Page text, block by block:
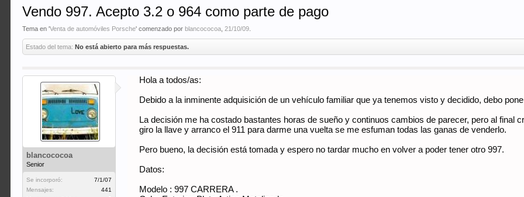
Vendo 997. Acepto 3.2 o 964 como parte de pago
Tema en 'Venta de automóviles Porsche' comenzado porblancococoa ,21/10/09
Estado del tema: No está abierto para más respuestas.
blancococoa
Senior
Se incorporó:
7/1/07
Mensajes:
441
Hola a todos/as:
Debido a la inminente adquisición de un vehículo familiar que ya tenemos visto y decidido, debo
La decisión me ha costado bastantes horas de sueño y continuos cambios de parecer, pero al final
giro la llave y arranco el 911 para darme una vuelta se me esfuman todas las ganas de venderlo.
Pero bueno, la decisión está tomada y espero no tardar mucho en volver a poder tener otro 997.
Datos:
Modelo : 997 CARRERA .